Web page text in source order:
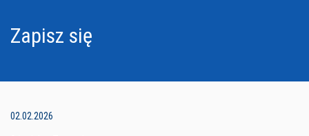
Zapisz się
02.02.2026
Ośrodek w Tarnowie